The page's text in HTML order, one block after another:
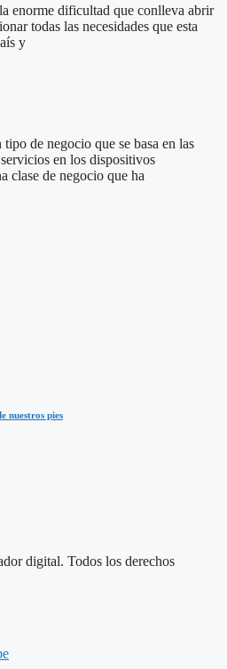
enorme dificultad que conlleva abrir
todas las necesidades que esta
y
de negocio que se basa en las
en los dispositivos
clase de negocio que ha
nuestros pies
digital. Todos los derechos